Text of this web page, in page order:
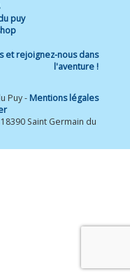
et rejoignez-nous dans
l'aventure !
Puy - Mentions légales
Saint Germain du